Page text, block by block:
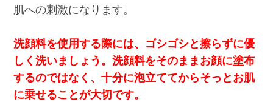
肌への刺激になります。
洗顔料を使用する際には、ゴシゴシと擦らずに優
しく洗いましょう。洗顔料をそのままお顔に塗布
するのではなく、十分に泡立ててからそっとお肌
に乗せることが大切です。